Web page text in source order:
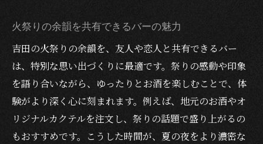
火祭りの余韻を共有できるバーの魅力
吉田の火祭りの余韻を、友人や恋人と共有できるバー
は、特別な思い出づくりに最適です。祭りの感動や印象
を語り合いながら、ゆったりとお酒を楽しむことで、体
験がより深く心に刻まれます。例えば、地元のお酒やオ
リジナルカクテルを注文し、祭りの話題で盛り上がるの
もおすすめです。こうした時間が、夏の夜をより濃密な